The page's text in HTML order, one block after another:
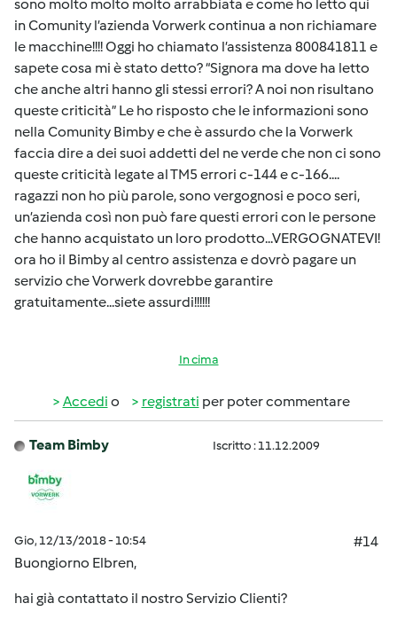
sono molto molto molto arrabbiata e come ho letto qui
in Comunity l’azienda Vorwerk continua a non richiamare
le macchine!!!! Oggi ho chiamato l’assistenza 800841811 e
sapete cosa mi è stato detto? “Signora ma dove ha letto
che anche altri hanno gli stessi errori? A noi non risultano
queste criticità” Le ho risposto che le informazioni sono
nella Comunity Bimby e che è assurdo che la Vorwerk
faccia dire a dei suoi addetti del ne verde che non ci sono
queste criticità legate al TM5 errori c-144 e c-166....
ragazzi non ho più parole, sono vergognosi e poco seri,
un’azienda così non può fare questi errori con le persone
che hanno acquistato un loro prodotto...VERGOGNATEVI!
ora ho il Bimby al centro assistenza e dovrò pagare un
servizio che Vorwerk dovrebbe garantire
gratuitamente...siete assurdi!!!!!!
In cima
Accedi o registrati per poter commentare
Team Bimby Iscritto : 11.12.2009
Gio, 12/13/2018 - 10:54
#14
Buongiorno Elbren,
hai già contattato il nostro Servizio Clienti?